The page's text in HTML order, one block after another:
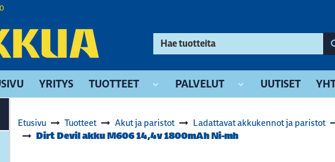
YRITYS TUOTTEET PALVELUT UUTISET
Etusivu Tuotteet Akut ja paristot Ladattavat akkukennot ja paristot
Dirt Devil akku M606 14,4v 1800mAh Ni-mh